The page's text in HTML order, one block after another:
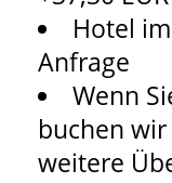
Hotel
Anfrage
Wenn
buchen
weitere